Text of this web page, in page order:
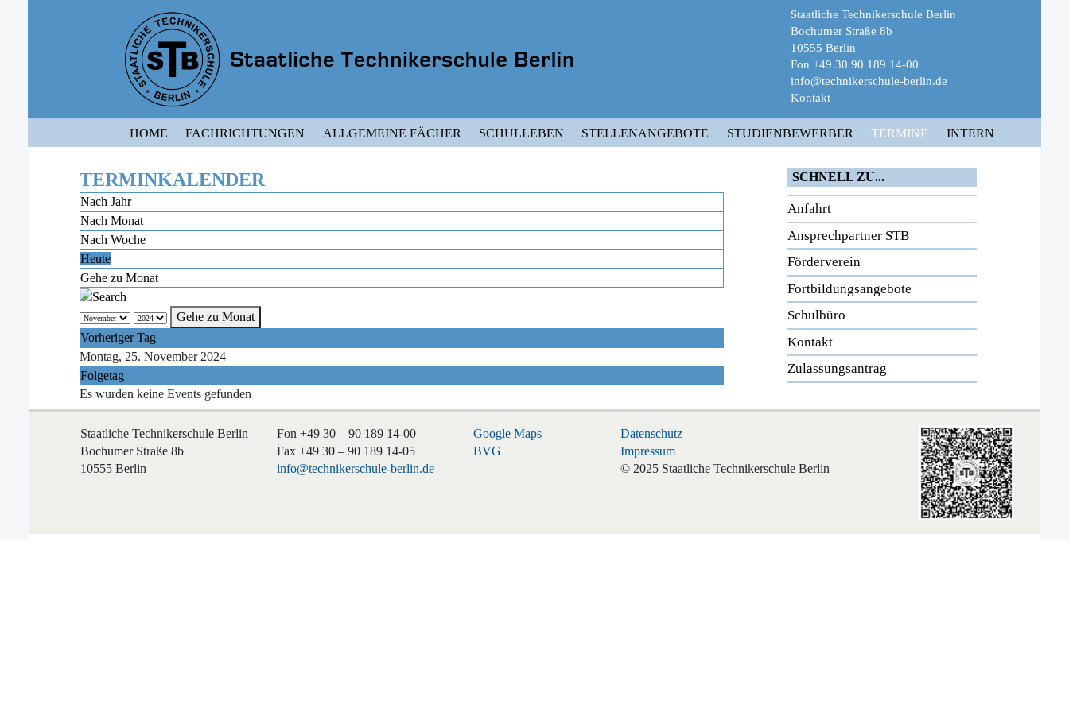
Staatliche Technikerschule Berlin
Bochumer Straße 8b
10555 Berlin
Fon +49 30 90 189 14-00
info@technikerschule-berlin.de
Kontakt
HOME FACHRICHTUNGEN ALLGEMEINE FÄCHER SCHULLEBEN STELLENANGEBOTE STUDIENBEWERBER TERMINE INTERN
TERMINKALENDER
Nach Jahr
Nach Monat
Nach Woche
Heute
Gehe zu Monat
Gehe zu Monat
Vorheriger Tag
Montag, 25. November 2024
Folgetag
Es wurden keine Events gefunden
SCHNELL ZU...
Anfahrt
Ansprechpartner STB
Förderverein
Fortbildungsangebote
Schulbüro
Kontakt
Zulassungsantrag
Staatliche Technikerschule Berlin
Bochumer Straße 8b
10555 Berlin
Fon +49 30 – 90 189 14-00
Fax +49 30 – 90 189 14-05
info@technikerschule-berlin.de
Google Maps
BVG
Datenschutz
Impressum
© 2025 Staatliche Technikerschule Berlin